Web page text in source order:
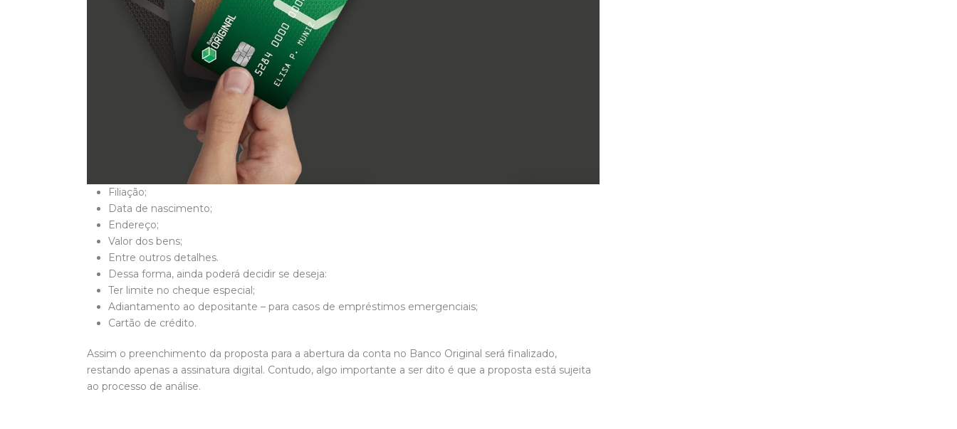
Filiação;
Data de nascimento;
Endereço;
Valor dos bens;
Entre outros detalhes.
Dessa forma, ainda poderá decidir se deseja:
Ter limite no cheque especial;
Adiantamento ao depositante – para casos de empréstimos emergenciais;
Cartão de crédito.
Assim o preenchimento da proposta para a abertura da conta no Banco Original será finalizado,
restando apenas a assinatura digital. Contudo, algo importante a ser dito é que a proposta está sujeita
ao processo de análise.